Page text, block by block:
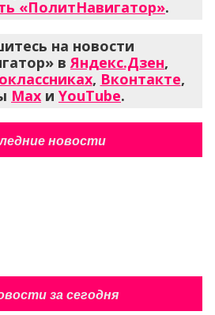
«ПолитНавигатор».
на новости
вЯндекс.Дзен,
, Вконтакте,
Max и YouTube.
новости
за сегодня